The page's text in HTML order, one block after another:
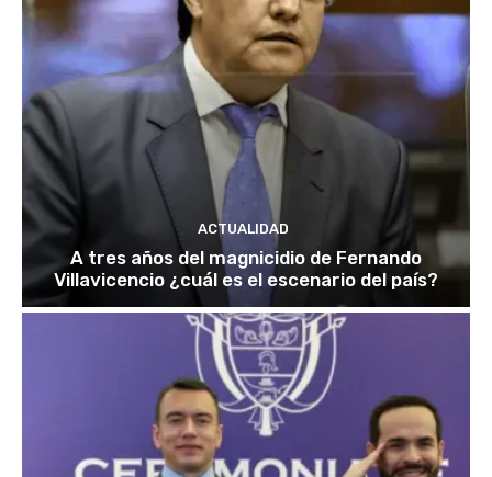
ACTUALIDAD
A tres años del magnicidio de Fernando
Villavicencio ¿cuál es el escenario del país?